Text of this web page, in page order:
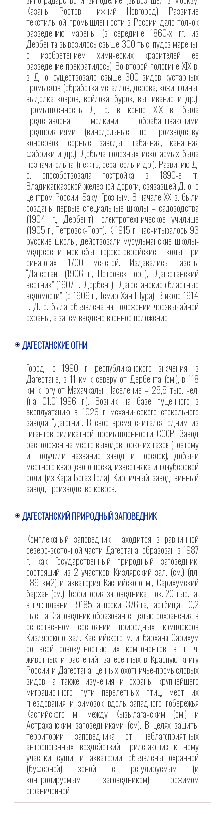
Казань, Ростов, Нижний Новгород). Развитие
текстильной промышленности в России дало толчок
разведению марены (в середине 1860-х гг. из
Дербента вывозилось свыше 300 тыс. пудов марены,
с изобретением химических красителей ее
разведение прекратилось). Во второй половине XIX в.
в Д. о. существовало свыше 300 видов кустарных
промыслов (обработка металлов, дерева, кожи, глины,
выделка ковров, войлока, бурок, вышивание и др.).
Промышленность Д. о. в конце XIX в. была
представлена мелкими обрабатывающими
предприятиями (винодельные, по производству
консервов, серные заводы, табачная, канатная
фабрики и др.). Добыча полезных ископаемых была
незначительна (нефть, сера, соль и др.). Развитию Д.
о. способствовала постройка в 1890-е гг.
Владикавказской железной дороги, связавшей Д. о. с
центром России, Баку, Грозным. В начале XX в. были
созданы первые специальные школы – садоводства
(1904 г., Дербент), электротехническое училище
(1905 г., Петровск-Порт). К 1915 г. насчитывалось 93
русские школы, действовали мусульманские школы-
медресе и мектебы, горско-еврейские школы при
синагогах, 1700 мечетей. Издавались газеты
“Дагестан” (1906 г., Петровск-Порт), “Дагестанский
вестник” (1907 г., Дербент), “Дагестанские областные
ведомости” (с 1909 г., Темир-Хан-Шура). В июле 1914
г. Д. о. была объявлена на положении чрезвычайной
охраны, а затем введено военное положение.
ДАГЕСТАНСКИЕ ОГНИ
Город, с 1990 г. республиканского значения, в
Дагестане, в 11 км к северу от Дербента (см.), в 118
км к югу от Махачкалы. Население – 25,5 тыс. чел.
(на 01.01.1996 г.). Возник на базе пущенного в
эксплуатацию в 1926 г. механического стекольного
завода “Дагогни”. В свое время считался одним из
гигантов силикатной промышленности СССР. Завод
расположен на месте выходов горючих газов (поэтому
и получили название завод и поселок), добычи
местного кварцевого песка, известняка и глауберовой
соли (из Кара-Богаз-Гола). Кирпичный завод, винный
завод, производство ковров.
ДАГЕСТАНСКИЙ ПРИРОДНЫЙ ЗАПОВЕДНИК
Комплексный заповедник. Находится в равнинной
северо-восточной части Дагестана, образован в 1987
г. как Государственный природный заповедник,
состоящий из 2 участков: Кизлярский зал. (см.) (пл.
L89 км2) и акватория Каспийского м., Сарихумский
бархан (см.). Территория заповедника – ок. 20 тыс. га,
в т.ч.: плавни – 9185 га, пески -376 га, пастбища – 0,2
тыс. га. Заповедник образован с целью сохранения в
естественном состоянии природных комплексов
Кизлярского зал. Каспийского м. и бархана Сарихум
со всей совокупностью их компонентов, в т. ч.
животных и растений, занесенных в Красную книгу
России и Дагестана, ценных охотничье-промысловых
видов, а также изучения и охраны крупнейшего
миграционного пути перелетных птиц, мест их
гнездования и зимовок вдоль западного побережья
Каспийского м. между Кызылагачским (см.) и
Астраханским заповедниками (см). В целях защиты
территории заповедника от неблагоприятных
антропогенных воздействий прилегающие к нему
участки суши и акватории объявлены охранной
(буферной) зоной с регулируемым (и
контролируемым заповедником) режимом
ограниченной